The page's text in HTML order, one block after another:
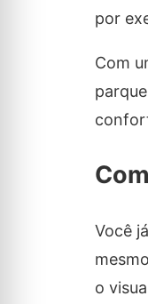
por
Com
Você
o